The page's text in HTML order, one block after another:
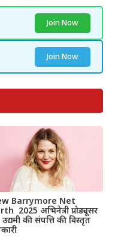
Join Now
Join Now
Barrymore Net
2025 अभिनेत्री प्रोड्यूसर
की संपत्ति की विस्तृत